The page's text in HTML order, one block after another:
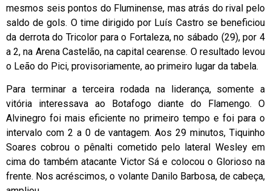
mesmos seis pontos do Fluminense, mas atrás do rival pelo
saldo de gols. O time dirigido por Luís Castro se beneficiou
da derrota do Tricolor para o Fortaleza, no sábado (29), por 4
a 2, na Arena Castelão, na capital cearense. O resultado levou
o Leão do Pici, provisoriamente, ao primeiro lugar da tabela.
Para terminar a terceira rodada na liderança, somente a
vitória interessava ao Botafogo diante do Flamengo. O
Alvinegro foi mais eficiente no primeiro tempo e foi para o
intervalo com 2 a 0 de vantagem. Aos 29 minutos, Tiquinho
Soares cobrou o pênalti cometido pelo lateral Wesley em
cima do também atacante Victor Sá e colocou o Glorioso na
frente. Nos acréscimos, o volante Danilo Barbosa, de cabeça,